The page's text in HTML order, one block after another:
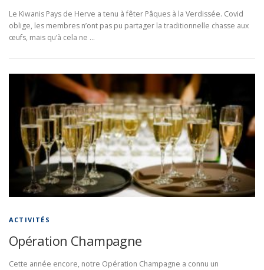
Le Kiwanis Pays de Herve a tenu à fêter Pâques à la Verdissée. Covid
oblige, les membres n’ont pas pu partager la traditionnelle chasse aux
œufs, mais qu’à cela ne …
ACTIVITÉS
Opération Champagne
Cette année encore, notre Opération Champagne a connu un